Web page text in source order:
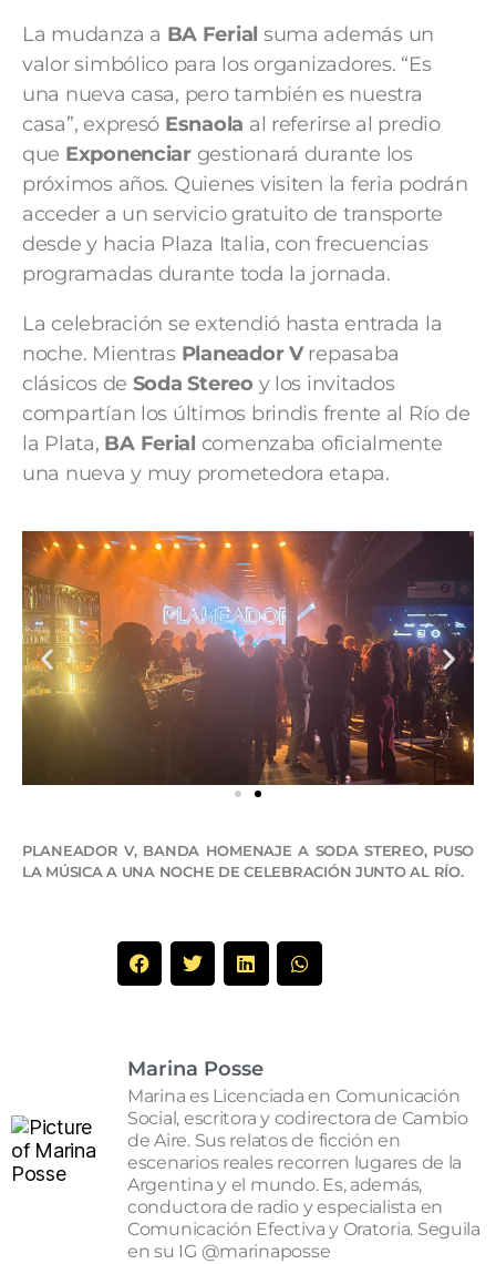
La mudanza a BA Ferial suma además un
valor simbólico para los organizadores. “Es
una nueva casa, pero también es nuestra
casa”, expresó Esnaola al referirse al predio
que Exponenciargestionará durante los
próximos años. Quienes visiten la feria podrán
acceder a un servicio gratuito de transporte
desde y hacia Plaza Italia, con frecuencias
programadas durante toda la jornada.
La celebración se extendió hasta entrada la
noche. Mientras Planeador Vrepasaba
clásicos de Soda Stereo y los invitados
compartían los últimos brindis frente al Río de
la Plata, BA Ferial comenzaba oficialmente
una nueva y muy prometedora etapa.
PLANEADOR V, BANDA HOMENAJE A SODA STEREO, PUSO
LA MÚSICA A UNA NOCHE DE CELEBRACIÓN JUNTO AL RÍO.
Marina Posse
Marina es Licenciada en Comunicación
Social, escritora y codirectora de Cambio
de Aire. Sus relatos de ficción en
escenarios reales recorren lugares de la
Argentina y el mundo. Es, además,
conductora de radio y especialista en
Comunicación Efectiva y Oratoria. Seguila
en su IG @marinaposse